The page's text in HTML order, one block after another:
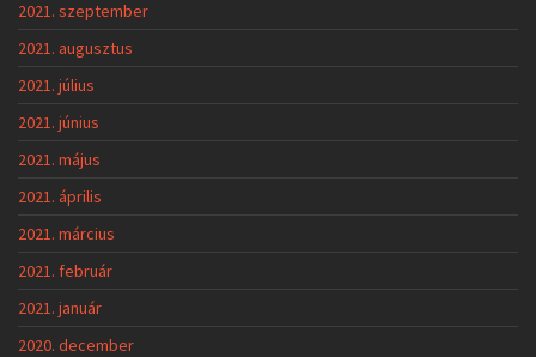
2021. szeptember
2021. augusztus
2021. július
2021. június
2021. május
2021. április
2021. március
2021. február
2021. január
2020. december